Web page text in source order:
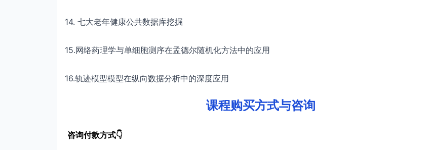
14. 七大老年健康公共数据库挖掘
15.网络药理学与单细胞测序在孟德尔随机化方法中的应用
16.轨迹模型模型在纵向数据分析中的深度应用
课程购买方式与咨询
咨询付款方式👇